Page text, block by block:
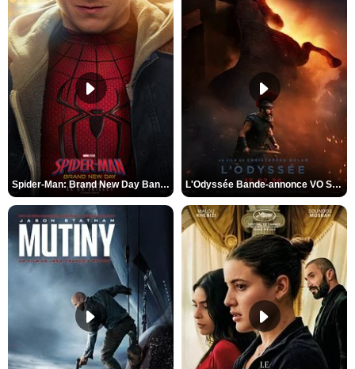
Spider-Man: Brand New Day Bande-annonce VO STFR L'Odyssée Bande-annonce VO STFR